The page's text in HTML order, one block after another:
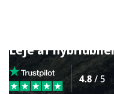
Leje af